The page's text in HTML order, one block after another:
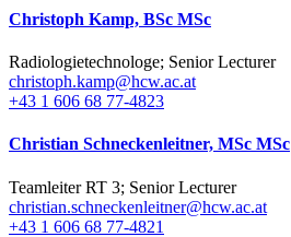
Christoph Kamp, BSc MSc
Radiologietechnologe; Senior Lecturer
christoph.kamp@hcw.ac.at
+43 1 606 68 77-4823
Christian Schneckenleitner, MSc MSc
Teamleiter RT 3; Senior Lecturer
christian.schneckenleitner@hcw.ac.at
+43 1 606 68 77-4821